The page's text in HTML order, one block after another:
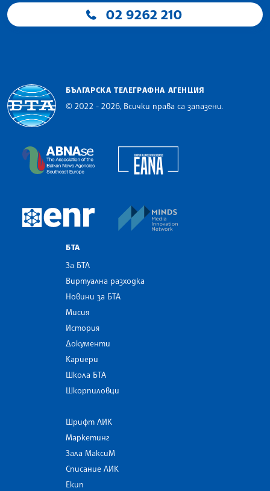
02 9262 210
БЪЛГАРСКА ТЕЛЕГРАФНА АГЕНЦИЯ
© 2022 - 2026, Всички права са запазени.
The Assocoation of the Balkan News Agencies
European Newsroom
БТА
За БТА
Виртуална разходка
Новини за БТА
Мисия
История
Документи
Кариери
Школа БТА
Шкорпиловци
Шрифт ЛИК
Маркетинг
Зала МаксиМ
Списание ЛИК
Екип